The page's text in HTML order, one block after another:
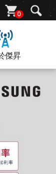
0
傑昇